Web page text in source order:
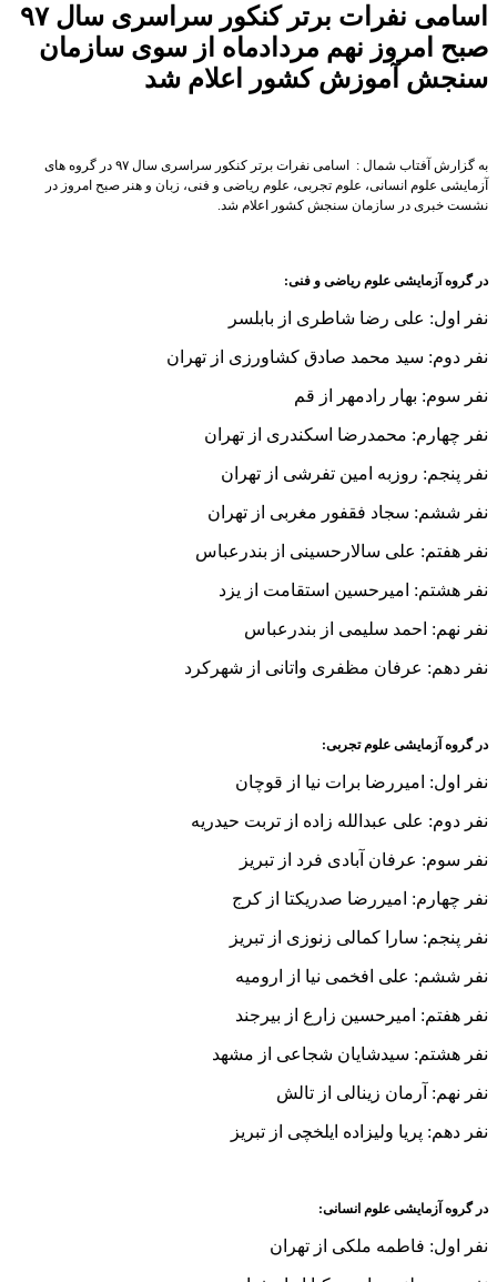
اسامی نفرات برتر کنکور سراسری سال ۹۷
صبح امروز نهم مردادماه از سوی سازمان
سنجش آموزش کشور اعلام شد
به گزارش آفتاب شمال : اسامی نفرات برتر کنکور سراسری سال ۹۷ در گروه های
آزمایشی علوم انسانی، علوم تجربی، علوم ریاضی و فنی، زبان و هنر صبح امروز در
نشست خبری در سازمان سنجش کشور اعلام شد.
در گروه آزمایشی علوم ریاضی و فنی:
نفر اول: علی رضا شاطری از بابلسر
نفر دوم: سید محمد صادق کشاورزی از تهران
نفر سوم: بهار رادمهر از قم
نفر چهارم: محمدرضا اسکندری از تهران
نفر پنجم: روزبه امین تفرشی از تهران
نفر ششم: سجاد فقفور مغربی از تهران
نفر هفتم: علی سالارحسینی از بندرعباس
نفر هشتم: امیرحسین استقامت از یزد
نفر نهم: احمد سلیمی از بندرعباس
نفر دهم: عرفان مظفری واتانی از شهرکرد
در گروه آزمایشی علوم تجربی:
نفر اول: امیررضا برات نیا از قوچان
نفر دوم: علی عبدالله زاده از تربت حیدریه
نفر سوم: عرفان آبادی فرد از تبریز
نفر چهارم: امیررضا صدریکتا از کرج
نفر پنجم: سارا کمالی زنوزی از تبریز
نفر ششم: علی افخمی نیا از ارومیه
نفر هفتم: امیرحسین زارع از بیرجند
نفر هشتم: سیدشایان شجاعی از مشهد
نفر نهم: آرمان زینالی از تالش
نفر دهم: پریا ولیزاده ایلخچی از تبریز
در گروه آزمایشی علوم انسانی:
نفر اول: فاطمه ملکی از تهران